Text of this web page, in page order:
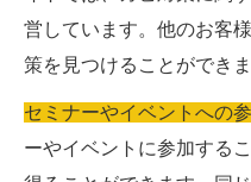
営しています。他のお客
策を見つけることができま
セミナーやイベントへの
ーやイベントに参加する